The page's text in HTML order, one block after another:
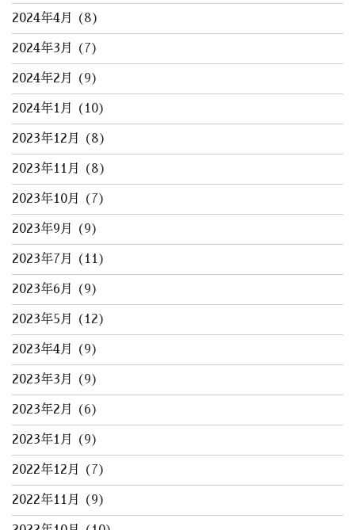
2024年4月 (8)
2024年3月 (7)
2024年2月 (9)
2024年1月 (10)
2023年12月 (8)
2023年11月 (8)
2023年10月 (7)
2023年9月 (9)
2023年7月 (11)
2023年6月 (9)
2023年5月 (12)
2023年4月 (9)
2023年3月 (9)
2023年2月 (6)
2023年1月 (9)
2022年12月 (7)
2022年11月 (9)